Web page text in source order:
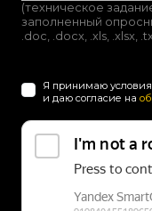
(техническое
заполненный
.doc, .docx, .xls, .xlsx,
Я принимаю условия
и даю согласие на